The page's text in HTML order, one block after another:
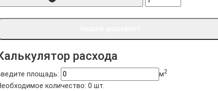
расхода
площадь: м2
количество: 0 шт.